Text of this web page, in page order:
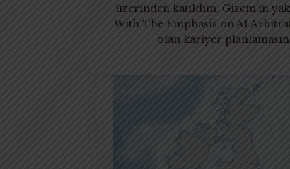
üzerinden katıldım. Gizem’in
With The Emphasis on AI
olan kariyer